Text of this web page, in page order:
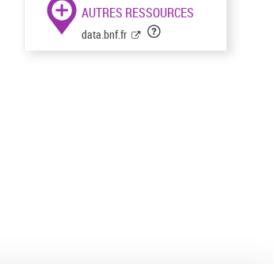
AUTRES RESSOURCES
data.bnf.fr